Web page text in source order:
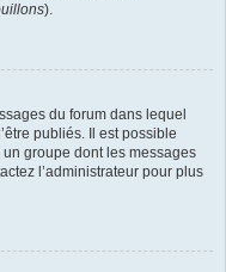
).
du forum dans lequel
publiés. Il est possible
groupe dont les messages
l’administrateur pour plus